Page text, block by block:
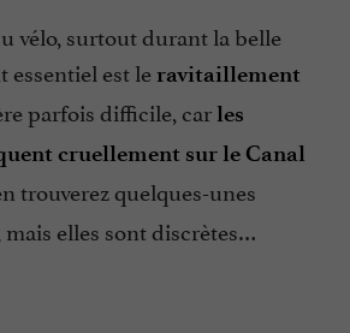
vélo, surtout durant la belle
essentiel est le ravitaillement
parfois difficile, carles
cruellement sur le Canal
trouverez quelques-unes
elles sont discrètes…